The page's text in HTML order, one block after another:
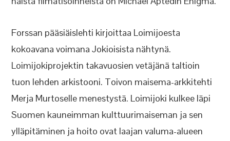
Forssan pääsiäislehti kirjoittaa Loimijoesta
kokoavana voimana Jokioisista nähtynä.
Loimijokiprojektin takavuosien vetäjänä taltioin
tuon lehden arkistooni. Toivon maisema-arkkitehti
Merja Murtoselle menestystä. Loimijoki kulkee läpi
Suomen kauneimman kulttuurimaiseman ja sen
ylläpitäminen ja hoito ovat laajan valuma-alueen